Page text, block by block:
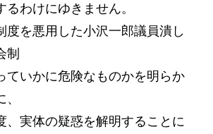
わけにゆきません。
を悪用した小沢一郎議員潰し
制
ていかに危険なものかを明らか
、実体の疑惑を解明することに